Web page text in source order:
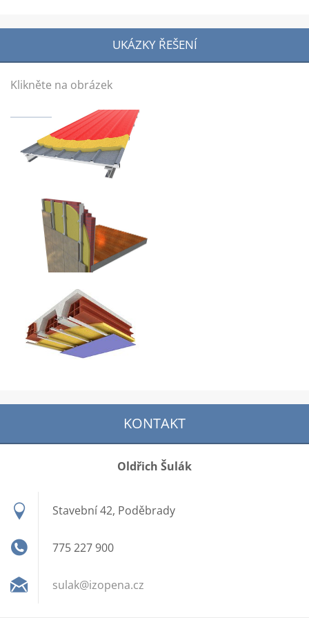
UKÁZKY ŘEŠENÍ
Klikněte na obrázek
KONTAKT
Oldřich Šulák
Stavební 42, Poděbrady
775 227 900
sulak@izopena.cz